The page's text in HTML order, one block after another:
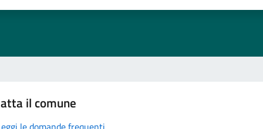
il comune